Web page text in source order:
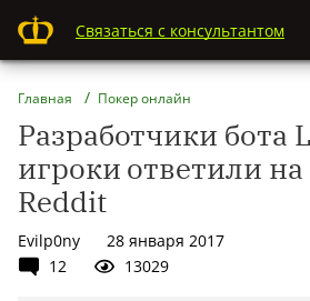
Связаться с консультантом
Главная Покер онлайн
Разработчики бота
игроки ответили
Reddit
Evilp0ny
28 января 2017
12
13029